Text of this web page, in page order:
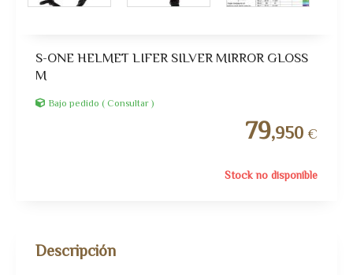
S-ONE HELMET LIFER SILVER MIRROR GLOSS
M
Bajo pedido ( Consultar )
79,950€
Stock no disponible
Descripción